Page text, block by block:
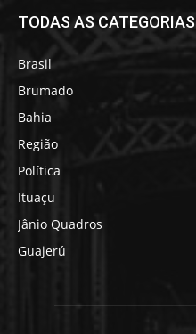
TODAS AS CATEGORIAS
Brasil
Brumado
Bahia
Região
Política
Ituaçu
Jânio Quadros
Guajerú